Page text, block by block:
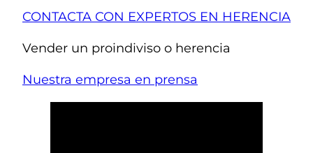
CONTACTA CON EXPERTOS EN HERENCIA
Vender un proindiviso o herencia
Nuestra empresa en prensa